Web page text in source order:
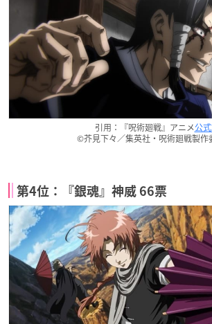
引用：『呪術廻戦』アニメ公
©芥見下々／集英社・呪術廻戦製作
第4位：『銀魂』神威 66票